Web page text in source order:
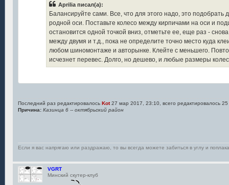
Aprilia писал(а):
Балансируйте сами. Все, что для этого надо, это
родной оси. Поставьте колесо между кирпичами на оси и
остановится одной точкой вниз, отметьте ее, еще раз -
между двумя и т.д., пока не определите точно место куда
любом шиномонтаже и авторынке. Клейте с меньшего.
исчезнет перевес. Долго, но дешево, и любые размеры
Последний раз редактировалось Kot27 мар 2017, 23:10, всего редактировалось 25
Причина: Казинца 6 -- октябрьский район
Если я вас напрягаю или раздражаю, то вы всегда можете забиться в углу и
VGRT
Минский скутер-клуб